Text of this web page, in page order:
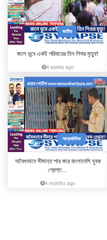
জাতীয়
জলে ডুবে একই পরিবারের তিন শিশুর মৃত্যু!
4 weeks ago
আন্তর্জাতিক
অবৈধভাবে সীমান্ত পার করে বাংলাদেশি যুবক
গ্রেপ্ত...
4 months ago